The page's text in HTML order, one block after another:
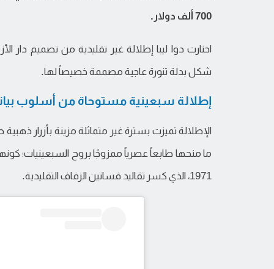
700 ألف دولار.
اختارت دوا ليبا إطلالة غير تقليدية من تصميم دار
شكل بدلة تنورة عاجية مصممة خصيصاً لها.
إطلالة سبعينية مستوحاة من أسلوب
الإطلالة تميزت بسترة غير متماثلة مزينة بأزرار
ما منحها طابعاً عصرياً ممزوجًا بروح السبعينيات؛
1971، الذي كسر تقاليد فساتين الزفاف التقليدية.